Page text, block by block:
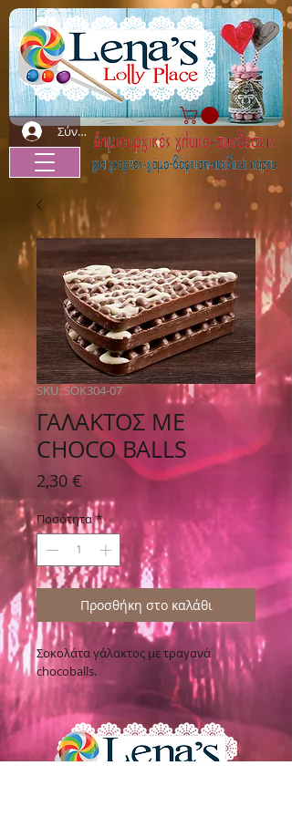
Σύνδεση
SKU: SOK304-07
ΓΑΛΑΚΤΟΣ ΜΕ
CHOCO BALLS
2,30 €
Ποσότητα *
Προσθήκη στο καλάθι
Σοκολάτα γάλακτος με τραγανά
chocoballs.